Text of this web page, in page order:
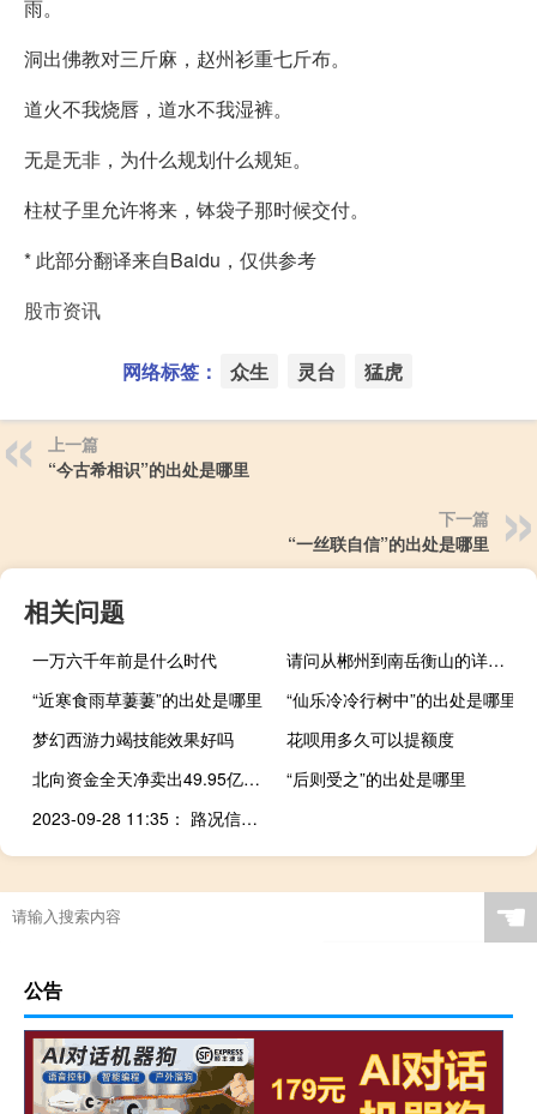
雨。
洞出佛教对三斤麻，赵州衫重七斤布。
道火不我烧唇，道水不我湿裤。
无是无非，为什么规划什么规矩。
柱杖子里允许将来，钵袋子那时候交付。
* 此部分翻译来自Baidu，仅供参考
股市资讯
网络标签： 众生 灵台 猛虎
上一篇
“今古希相识”的出处是哪里
下一篇
“一丝联自信”的出处是哪里
相关问题
一万六千年前是什么时代
请问从郴州到南岳衡山的详细走法
“近寒食雨草萋萋”的出处是哪里
“仙乐冷冷行树中”的出处是哪里
梦幻西游力竭技能效果好吗
花呗用多久可以提额度
北向资金全天净卖出49.95亿元 9月累计减仓近375亿元
“后则受之”的出处是哪里
2023-09-28 11:35： 路况信息：2023年9月28日10时40分，沪昆高速潭邵段湘潭北收费站附近以东K1060至K1065处东往西因车流量大造成交通通行缓慢，至11时30分已恢复正常通行。Sa85Za ​​​
☚
公告